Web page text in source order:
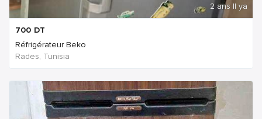
2 ans Il ya
700 DT
Réfrigérateur Beko
Rades, Tunisia